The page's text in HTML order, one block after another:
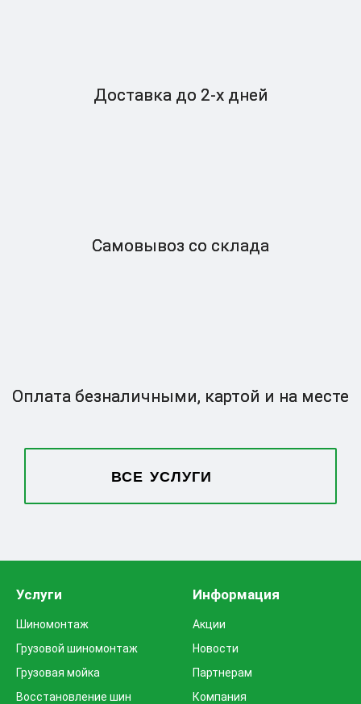
Доставка до 2-x дней
Самовывоз со склада
Оплата безналичными, картой и на месте
ВСЕ УСЛУГИ
Услуги
Шиномонтаж
Грузовой шиномонтаж
Грузовая мойка
Восстановление шин
Информация
Акции
Новости
Партнерам
Компания